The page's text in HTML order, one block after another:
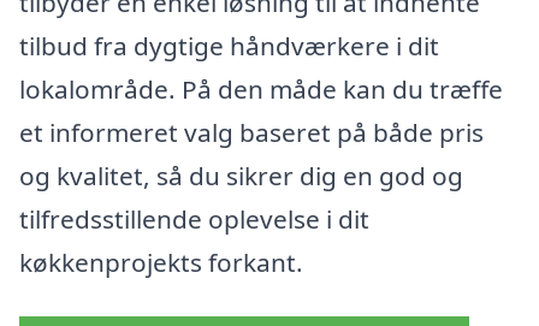
tilbud fra dygtige håndværkere i dit
lokalområde. På den måde kan du træffe
et informeret valg baseret på både pris
og kvalitet, så du sikrer dig en god og
tilfredsstillende oplevelse i dit
køkkenprojekts forkant.